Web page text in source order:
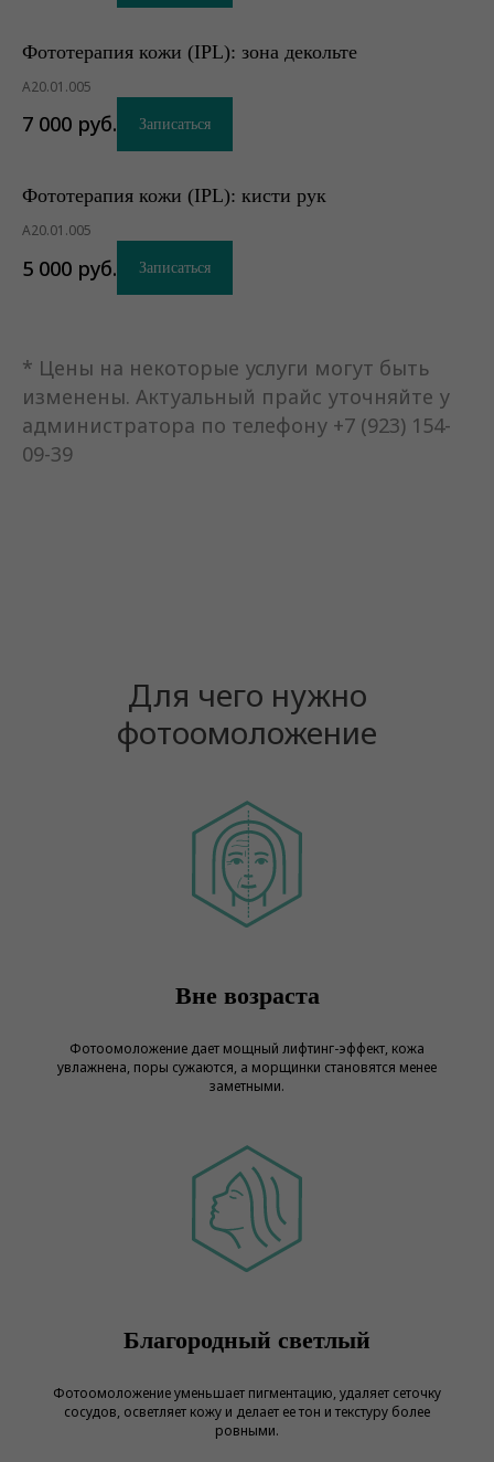
Фототерапия кожи (IPL): зона декольте
А20.01.005
7 000 руб. Записаться
Фототерапия кожи (IPL): кисти рук
А20.01.005
5 000 руб. Записаться
* Цены на некоторые услуги могут быть
изменены. Актуальный прайс уточняйте у
администратора по телефону +7 (923) 154-
09-39
Для чего нужно
фотоомоложение
Вне возраста
Фотоомоложение дает мощный лифтинг-эффект, кожа
увлажнена, поры сужаются, а морщинки становятся менее
заметными.
Благородный светлый
Фотоомоложение уменьшает пигментацию, удаляет сеточку
сосудов, осветляет кожу и делает ее тон и текстуру более
ровными.